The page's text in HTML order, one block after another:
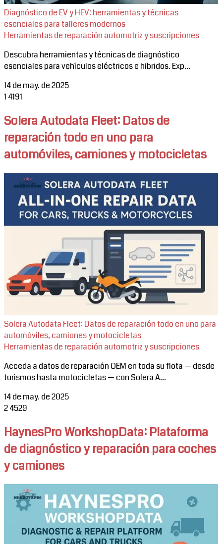
Diagnóstico de EV y HEV: herramientas y técnicas
esenciales para talleres modernos
Herramientas de reparación automotriz y suscripciones
Descubra herramientas y técnicas de diagnóstico
esenciales para vehículos eléctricos e híbridos. Exp...
14 de may. de 2025
1 4191
Solera Autodata Fleet: Datos de
reparación todo en uno para
automóviles, camiones y motocicletas
Solera Autodata Fleet: Datos de reparación todo en uno para
automóviles, camiones y motocicletas
Herramientas de reparación automotriz y suscripciones
Acceda a datos de reparación OEM en toda su flota — desde
turismos hasta motocicletas — con Solera A...
14 de may. de 2025
24529
HaynesPro WorkshopData: Plataforma
de diagnóstico y reparación para coches
y camiones